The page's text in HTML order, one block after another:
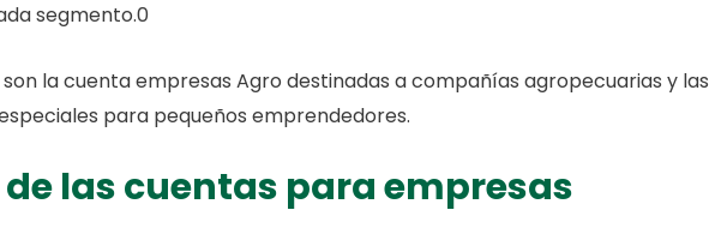
segmento.0
la cuenta empresas Agro destinadas a compañías agropecuarias y las
para pequeños emprendedores.
de las cuentas para empresas